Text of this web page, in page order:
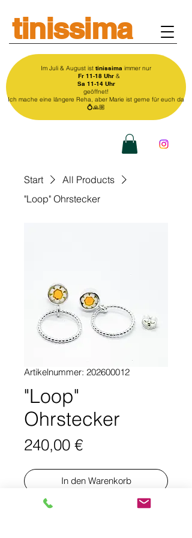
tinissima
Im Juli & August ist tinissima immer nur
Fr 11-18 Uhr&
Sa 11-14 Uhr
geöffnet!
Ich mache eine längere Reha, aber Marie ist gerne für euch da
💍🙏🏼
Start
All Products
"Loop" Ohrstecker
Artikelnummer: 202600012
"Loop"
Ohrstecker
240,00 €Preis
In den Warenkorb